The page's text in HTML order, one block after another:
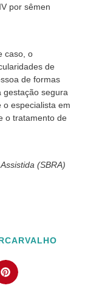
por sêmen
caso, o
de
de formas
gestação segura
especialista em
o tratamento de
(SBRA)